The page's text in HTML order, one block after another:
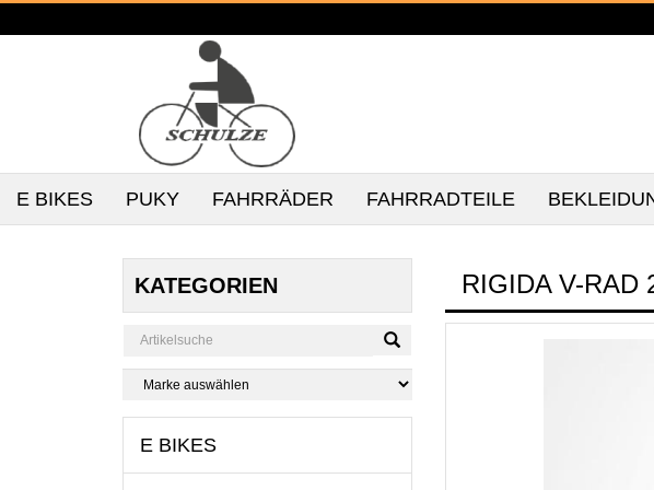
E BIKES PUKY FAHRRÄDER FAHRRADTEILE
KATEGORIEN
E BIKES
RIGIDA V-RAD